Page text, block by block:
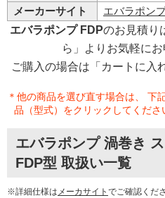
メーカーサイト
エバラポン
エバラポンプ FDPのお見積り
ら」よりお気軽にお
ご購入の場合は「カートに入
＊他の商品を選び直す場合は、 下
品（型式）をクリックしてくださ
エバラポンプ 渦巻き
FDP型 取扱い一覧
※詳細仕様は メーカサイト でご確認くださ